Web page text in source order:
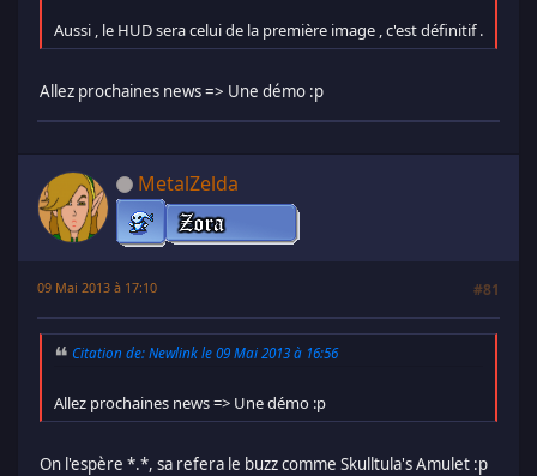
Aussi , le HUD sera celui de la première image , c'est définitif .
Allez prochaines news => Une démo :p
MetalZelda
09 Mai 2013 à 17:10 #81
Citation de: Newlink le 09 Mai 2013 à 16:56
Allez prochaines news => Une démo :p
On l'espère *.*, sa refera le buzz comme Skulltula's Amulet :p